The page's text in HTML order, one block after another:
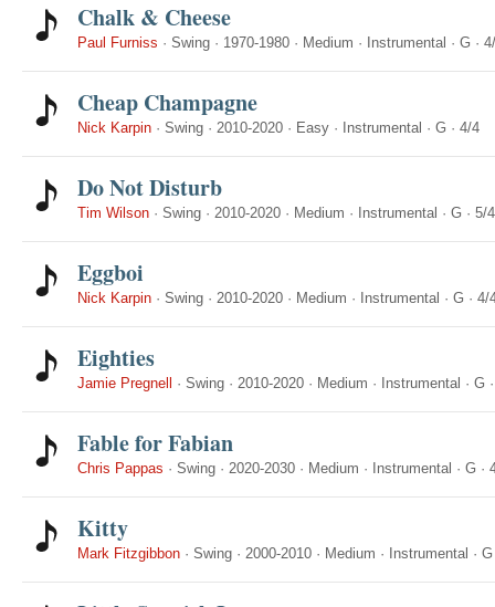
Chalk & Cheese
Paul Furniss · Swing · 1970-1980 · Medium · Instrumental · G ·
Cheap Champagne
Nick Karpin · Swing · 2010-2020 · Easy · Instrumental · G · 4/4
Do Not Disturb
Tim Wilson · Swing · 2010-2020 · Medium · Instrumental · G · 5/4
Eggboi
Nick Karpin · Swing · 2010-2020 · Medium · Instrumental · G · 4/
Eighties
Jamie Pregnell · Swing · 2010-2020 · Medium · Instrumental · G
Fable for Fabian
Chris Pappas · Swing · 2020-2030 · Medium · Instrumental · G ·
Kitty
Mark Fitzgibbon · Swing · 2000-2010 · Medium · Instrumental · G